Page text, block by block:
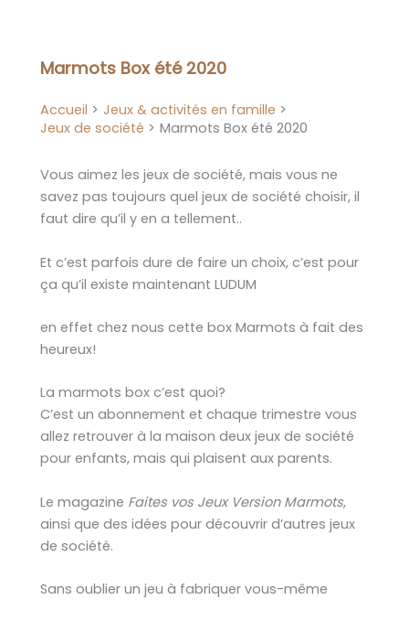
Marmots Box été 2020
Accueil
Jeux & activités en famille
Jeux de société
Marmots Box été 2020
Vous aimez les jeux de société, mais vous ne
savez pas toujours quel jeux de société choisir, il
faut dire qu’il y en a tellement..
Et c’est parfois dure de faire un choix, c’est pour
ça qu’il existe maintenant LUDUM
en effet chez nous cette box Marmots à fait des
heureux!
La marmots box c’est quoi?
C’est un abonnement et chaque trimestre vous
allez retrouver à la maison deux jeux de société
pour enfants, mais qui plaisent aux parents.
Le magazine Faites vos Jeux Version Marmots,
ainsi que des idées pour découvrir d’autres jeux
de société.
Sans oublier un jeu à fabriquer vous-même